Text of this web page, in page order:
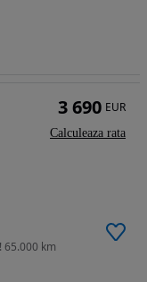
65.000 km
3 690 EUR
Calculeaza rata